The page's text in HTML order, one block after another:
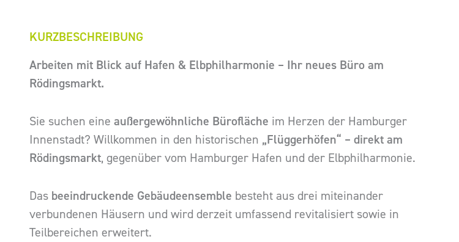
KURZBESCHREIBUNG
Arbeiten mit Blick auf Hafen & Elbphilharmonie – Ihr neues Büro am
Rödingsmarkt.
Sie suchen eine außergewöhnliche Bürofläche im Herzen der Hamburger
Innenstadt? Willkommen in den historischen „Flüggerhöfen“ – direkt am
Rödingsmarkt, gegenüber vom Hamburger Hafen und der Elbphilharmonie.
Das beeindruckende Gebäudeensemble besteht aus drei miteinander
verbundenen Häusern und wird derzeit umfassend revitalisiert sowie in
Teilbereichen erweitert.